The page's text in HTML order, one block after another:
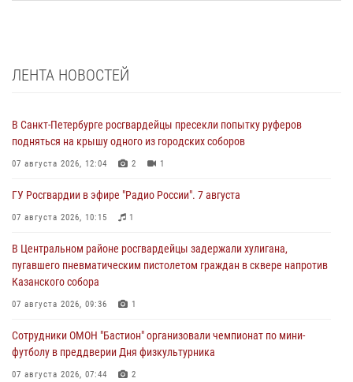
ЛЕНТА НОВОСТЕЙ
В Санкт-Петербурге росгвардейцы пресекли попытку руферов
подняться на крышу одного из городских соборов
07 августа 2026, 12:04 2 1
ГУ Росгвардии в эфире "Радио России". 7 августа
07 августа 2026, 10:15 1
В Центральном районе росгвардейцы задержали хулигана,
пугавшего пневматическим пистолетом граждан в сквере напротив
Казанского собора
07 августа 2026, 09:36 1
Сотрудники ОМОН "Бастион" организовали чемпионат по мини-
футболу в преддверии Дня физкультурника
07 августа 2026, 07:44 2